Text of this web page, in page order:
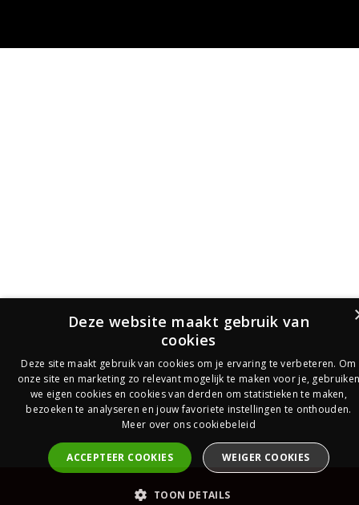
PrijsOfferte
Deze website maakt gebruik van
cookies
Deze site maakt gebruik van cookies om je ervaring te verbeteren. Om
onze site en marketing zo relevant mogelijk te maken voor je,
we eigen cookies en cookies van derden om statistieken te maken,
bezoeken te analyseren en jouw favoriete instellingen te onthouden.
Meer over ons cookiebeleid
ACCEPTEER COOKIES WEIGER COOKIES
TOON DETAILS